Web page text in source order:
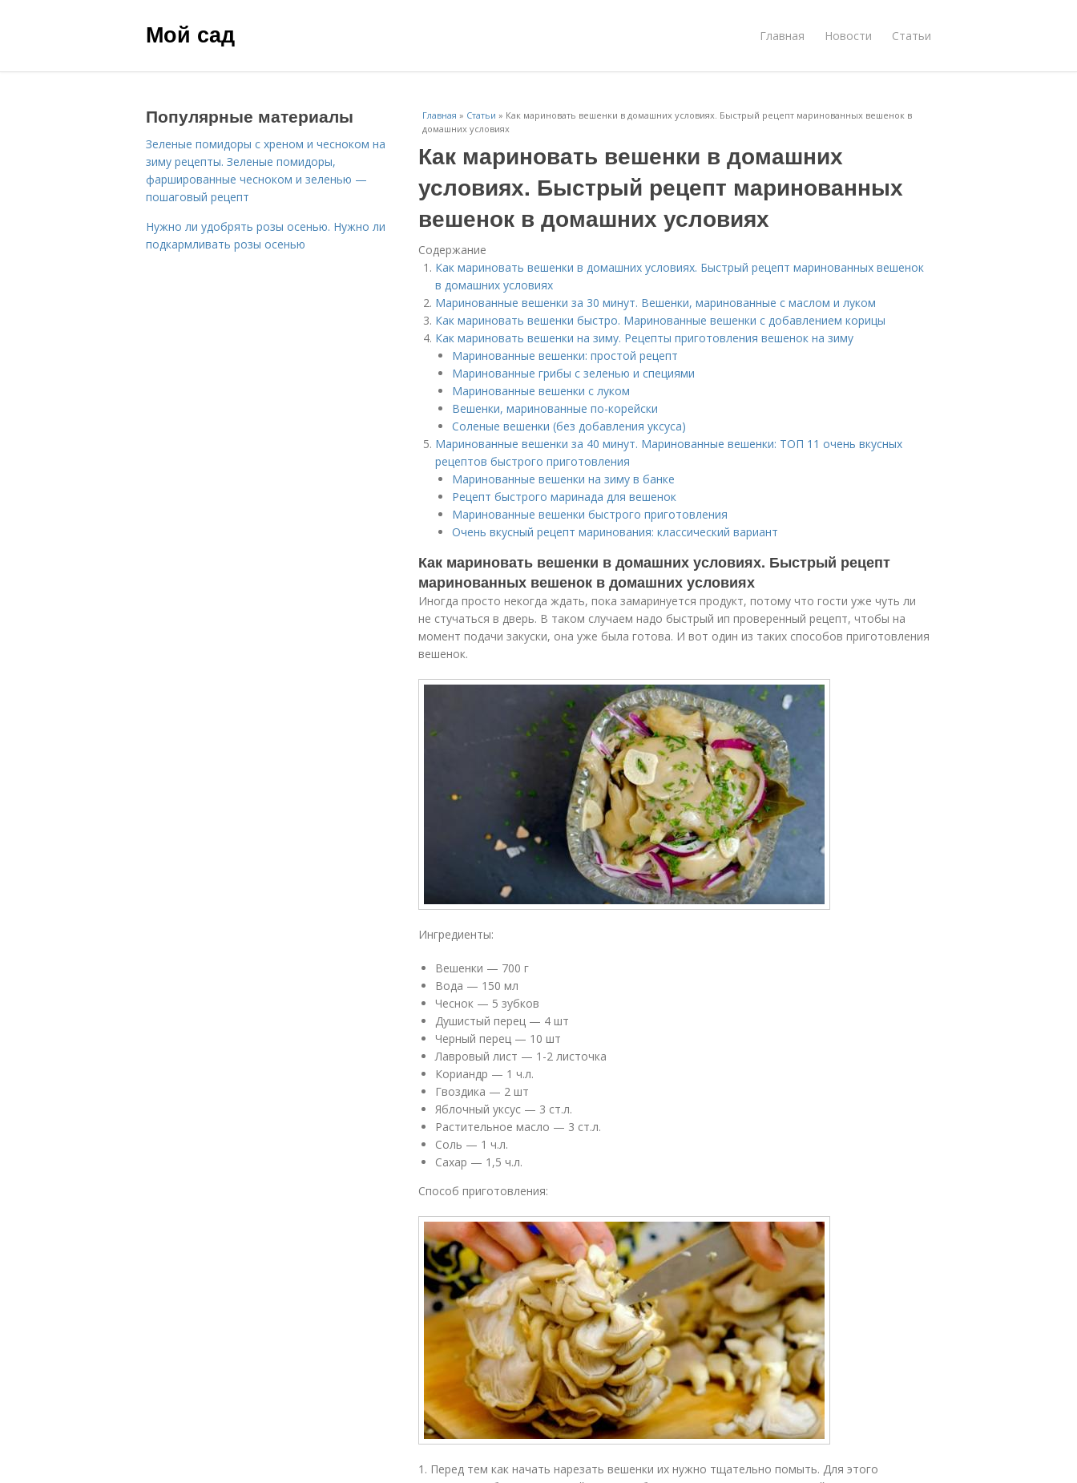
Мой сад Главная Новости Статьи
Главная » Статьи » Как мариновать вешенки в домашних условиях. Быстрый рецепт маринованных вешенок в
домашних условиях
Как мариновать вешенки в домашних
условиях. Быстрый рецепт маринованных
вешенок в домашних условиях
Содержание
Как мариновать вешенки в домашних условиях. Быстрый рецепт маринованных вешенок
в домашних условиях
Маринованные вешенки за 30 минут. Вешенки, маринованные с маслом и луком
Как мариновать вешенки быстро. Маринованные вешенки с добавлением корицы
Как мариновать вешенки на зиму. Рецепты приготовления вешенок на зиму
Маринованные вешенки: простой рецепт
Маринованные грибы с зеленью и специями
Маринованные вешенки с луком
Вешенки, маринованные по-корейски
Соленые вешенки (без добавления уксуса)
Маринованные вешенки за 40 минут. Маринованные вешенки: ТОП 11 очень вкусных
рецептов быстрого приготовления
Маринованные вешенки на зиму в банке
Рецепт быстрого маринада для вешенок
Маринованные вешенки быстрого приготовления
Очень вкусный рецепт маринования: классический вариант
Как мариновать вешенки в домашних условиях. Быстрый рецепт
маринованных вешенок в домашних условиях
Иногда просто некогда ждать, пока замаринуется продукт, потому что гости уже чуть ли
не стучаться в дверь. В таком случаем надо быстрый ип проверенный рецепт, чтобы на
момент подачи закуски, она уже была готова. И вот один из таких способов приготовления
вешенок.
Ингредиенты:
Вешенки — 700 г
Вода — 150 мл
Чеснок — 5 зубков
Душистый перец — 4 шт
Черный перец — 10 шт
Лавровый лист — 1-2 листочка
Кориандр — 1 ч.л.
Гвоздика — 2 шт
Яблочный уксус — 3 ст.л.
Растительное масло — 3 ст.л.
Соль — 1 ч.л.
Сахар — 1,5 ч.л.
Способ приготовления:
1. Перед тем как начать нарезать вешенки их нужно тщательно помыть. Для этого
Популярные материалы
Зеленые помидоры с хреном и чесноком на
зиму рецепты. Зеленые помидоры,
фаршированные чесноком и зеленью —
пошаговый рецепт
Нужно ли удобрять розы осенью. Нужно ли
подкармливать розы осенью